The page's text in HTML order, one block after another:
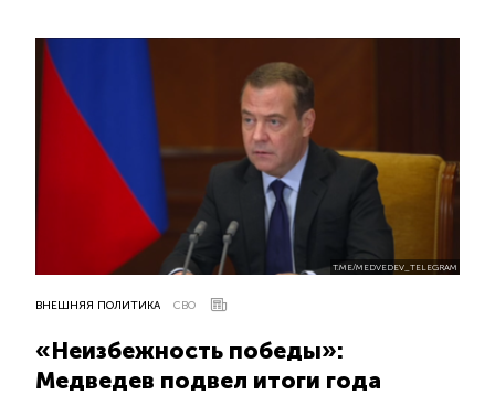
T.ME/MEDVEDEV_TELEGRAM
ВНЕШНЯЯ ПОЛИТИКА СВО
«Неизбежность победы»:
Медведев подвел итоги года